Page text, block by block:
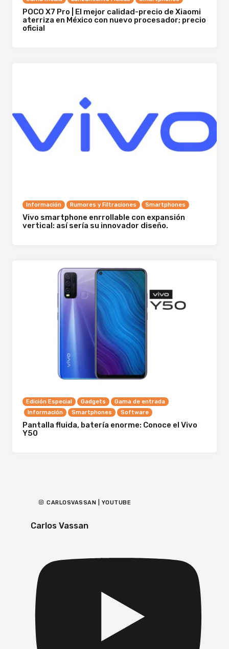
POCO X7 Pro | El mejor calidad-precio de Xiaomi
aterriza en México con nuevo procesador; precio
oficial
Información Rumores y Filtraciones Smartphones
Vivo smartphone enrrollable con expansión
vertical: así sería su innovador diseño.
Edición Especial Gadgets
Gama de entrada
Información
Smartphones Software
Pantalla fluida, batería enorme: Conoce el Vivo
Y50
CARLOSVASSAN | YOUTUBE
Carlos Vassan